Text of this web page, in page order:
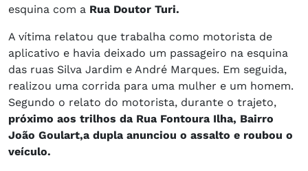
esquina com a Rua Doutor Turi.
A vítima relatou que trabalha como motorista de
aplicativo e havia deixado um passageiro na esquina
das ruas Silva Jardim e André Marques. Em seguida,
realizou uma corrida para uma mulher e um homem.
Segundo o relato do motorista, durante o trajeto,
próximo aos trilhos da Rua Fontoura Ilha, Bairro
João Goulart,a dupla anunciou o assalto e roubou o
veículo.